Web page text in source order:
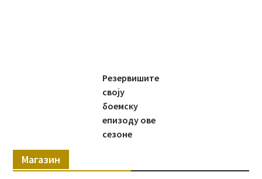
Резервишите
своју
боемску
епизоду ове
сезоне
Магазин